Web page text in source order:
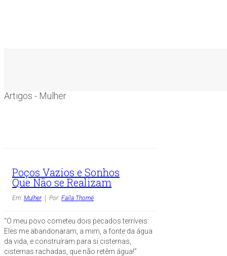
Artigos - Mulher
Poços Vazios e Sonhos
Que Não se Realizam
Em: Mulher Por: Faíla Thomé
“O meu povo cometeu dois pecados terríveis:
Eles me abandonaram, a mim, a fonte da água
da vida, e construíram para si cisternas,
cisternas rachadas, que não retêm água!”